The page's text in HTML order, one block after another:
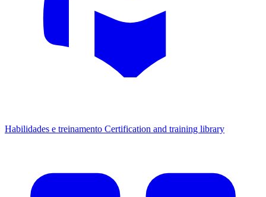
Habilidades e treinamento Certification and training library